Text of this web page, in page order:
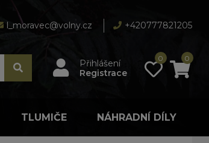
l_moravec@volny.cz +420777821205
Přihlášení
Registrace
0 0
TLUMIČE NÁHRADNÍ DÍLY